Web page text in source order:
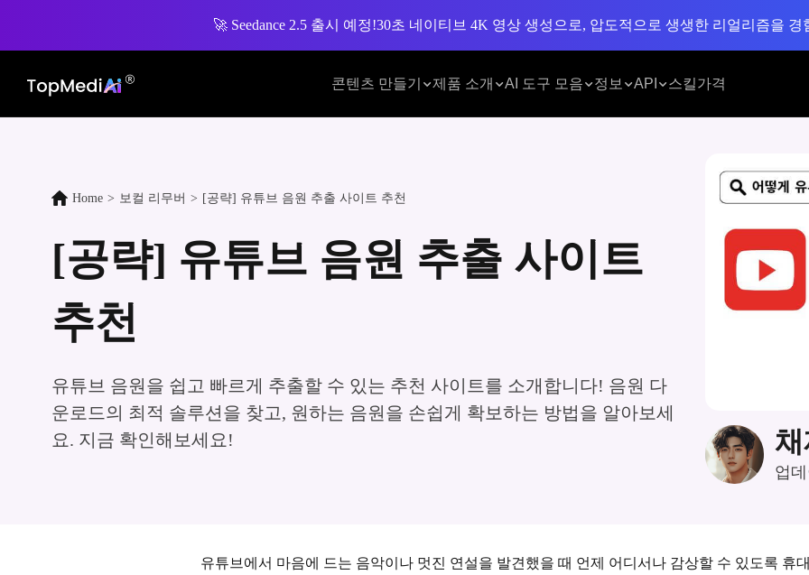
🚀 Seedance 2.5 출시 예정!30초 네이티브 4K 영상 생성으로, 압도적으로 생생한 리얼리즘을 경
콘텐츠 만들기 제품 소개 AI 도구 모음 정보 API 스킬가격
Home > 보컬 리무버 > [공략] 유튜브 음원 추출 사이트 추천
[공략] 유튜브 음원 추출 사이트
추천
유튜브 음원을 쉽고 빠르게 추출할 수 있는 추천 사이트를 소개합니다! 음원 다
운로드의 최적 솔루션을 찾고, 원하는 음원을 손쉽게 확보하는 방법을 알아보세
요. 지금 확인해보세요!
업
유튜브에서 마음에 드는 음악이나 멋진 연설을 발견했을 때 언제 어디서나 감상할 수 있도록 휴